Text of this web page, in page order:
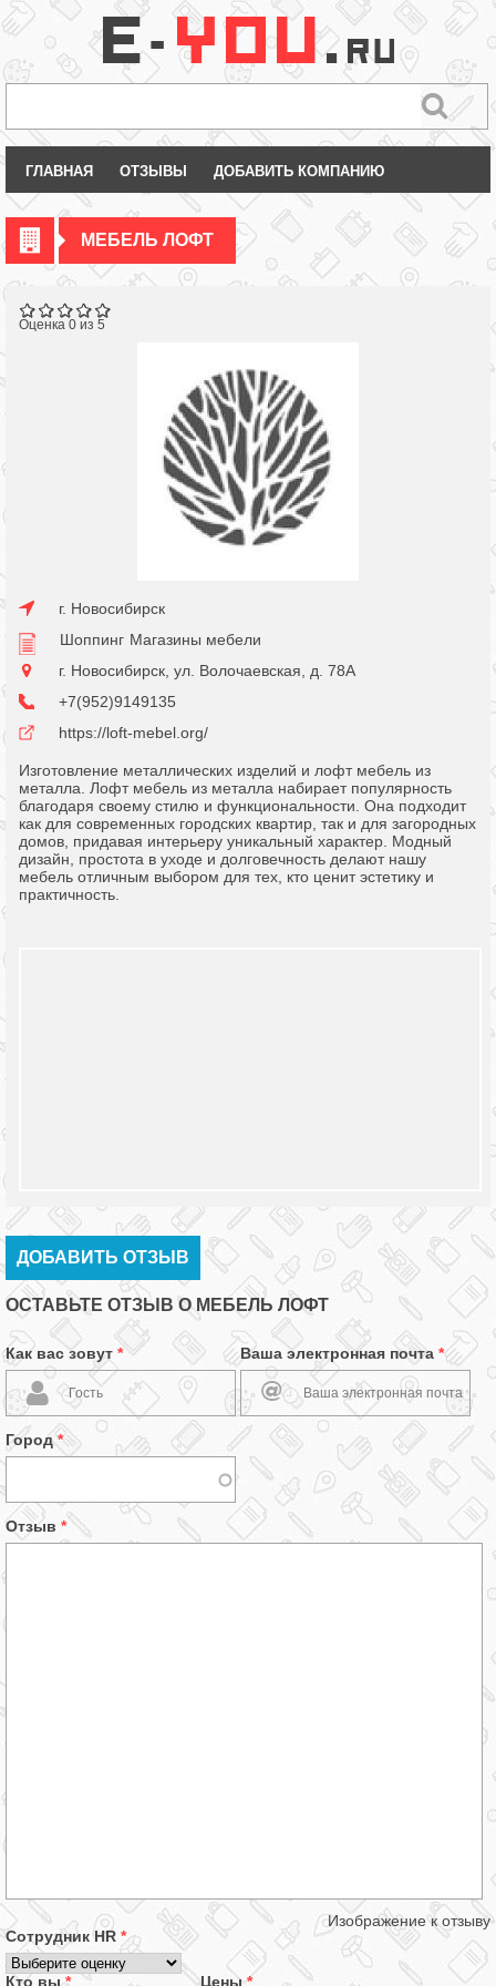
ГЛАВНАЯ ОТЗЫВЫ ДОБАВИТЬ КОМПАНИЮ
МЕБЕЛЬ ЛОФТ
Оценка 0 из 5
г. Новосибирск
Шоппинг Магазины мебели
г. Новосибирск, ул. Волочаевская, д. 78А
+7(952)9149135
https://loft-mebel.org/
Изготовление металлических изделий и лофт мебель из
металла. Лофт мебель из металла набирает популярность
благодаря своему стилю и функциональности. Она подходит
как для современных городских квартир, так и для загородных
домов, придавая интерьеру уникальный характер. Модный
дизайн, простота в уходе и долговечность делают нашу
мебель отличным выбором для тех, кто ценит эстетику и
практичность.
ДОБАВИТЬ ОТЗЫВ
ОСТАВЬТЕ ОТЗЫВ О МЕБЕЛЬ ЛОФТ
Как вас зовут * Ваша электронная почта *
Город*
Отзыв *
Изображение к отзыву
Сотрудник HR *
Кто вы* Цены*